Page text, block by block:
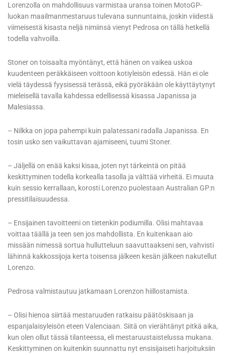
Lorenzolla on mahdollisuus varmistaa uransa toinen MotoGP-
luokan maailmanmestaruus tulevana sunnuntaina, joskin viidestä
viimeisestä kisasta neljä nimiinsä vienyt Pedrosa on tällä hetkellä
todella vahvoilla.
Stoner on toisaalta myöntänyt, että hänen on vaikea uskoa
kuudenteen peräkkäiseen voittoon kotiyleisön edessä. Hän ei ole
vielä täydessä fyysisessä terässä, eikä pyöräkään ole käyttäytynyt
mieleisellä tavalla kahdessa edellisessä kisassa Japanissa ja
Malesiassa.
– Nilkka on jopa pahempi kuin palatessani radalla Japanissa. En
tosin usko sen vaikuttavan ajamiseeni, tuumi Stoner.
– Jäljellä on enää kaksi kisaa, joten nyt tärkeintä on pitää
keskittyminen todella korkealla tasolla ja välttää virheitä. Ei muuta
kuin sessio kerrallaan, korosti Lorenzo puolestaan Australian GP:n
pressitilaisuudessa.
– Ensijainen tavoitteeni on tietenkin podiumilla. Olisi mahtavaa
voittaa täällä ja teen sen jos mahdollista. En kuitenkaan aio
missään nimessä sortua hullutteluun saavuttaakseni sen, vahvisti
lähinnä kakkossijoja kerta toisensa jälkeen kesän jälkeen nakutellut
Lorenzo.
Pedrosa valmistautuu jatkamaan Lorenzon hiillostamista.
– Olisi hienoa siirtää mestaruuden ratkaisu päätöskisaan ja
espanjalaisyleisön eteen Valenciaan. Siitä on vierähtänyt pitkä aika,
kun olen ollut tässä tilanteessa, eli mestaruustaistelussa mukana.
Keskittyminen on kuitenkin suunnattu nyt ensisijaiseti harjoituksiin